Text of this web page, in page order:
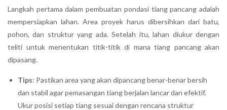
Langkah pertama dalam pembuatan pondasi tiang pancang adalah
mempersiapkan lahan. Area proyek harus dibersihkan dari batu,
pohon, dan struktur yang ada. Setelah itu, lahan diukur dengan
teliti untuk menentukan titik-titik di mana tiang pancang akan
dipasang.
Tips: Pastikan area yang akan dipancang benar-benar bersih
dan stabil agar pemasangan tiang berjalan lancar dan efektif.
Ukur posisi setiap tiang sesuai dengan rencana struktur